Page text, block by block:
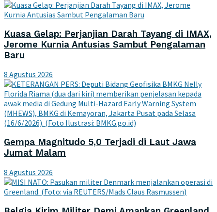
Kuasa Gelap: Perjanjian Darah Tayang di IMAX,
Jerome Kurnia Antusias Sambut Pengalaman
Baru
8 Agustus 2026
Gempa Magnitudo 5,0 Terjadi di Laut Jawa
Jumat Malam
8 Agustus 2026